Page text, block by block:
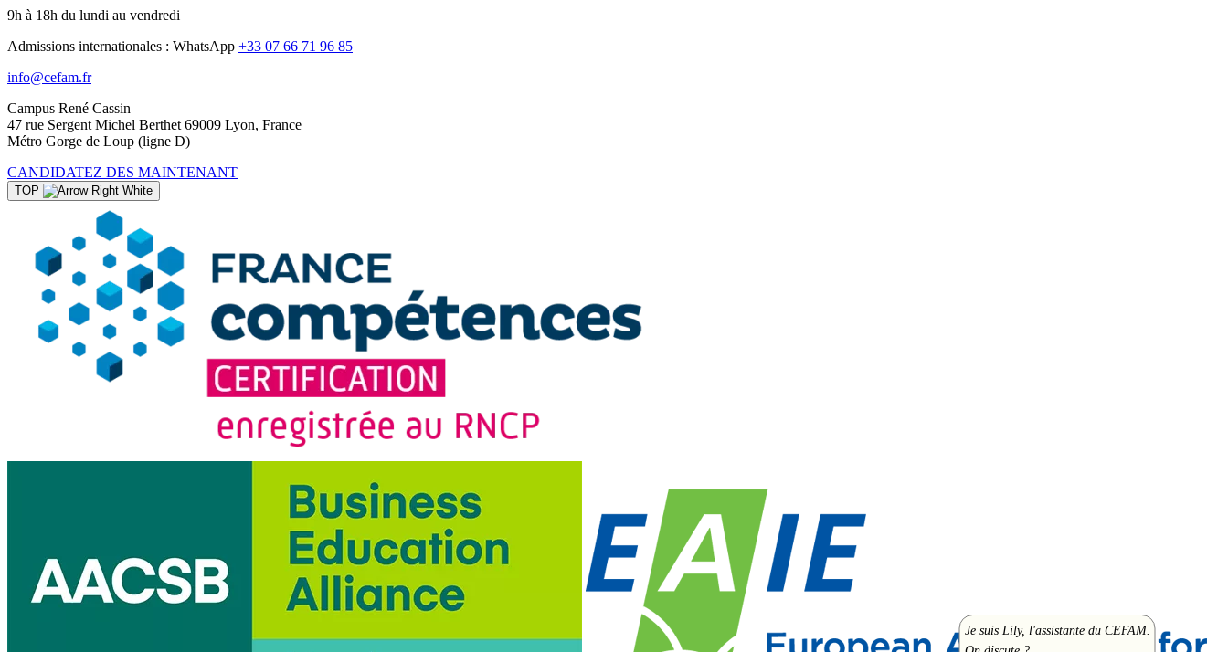
9h à 18h du lundi au vendredi
Admissions internationales : WhatsApp +33 07 66 71 96 85
info@cefam.fr
Campus René Cassin
47 rue Sergent Michel Berthet 69009 Lyon, France
Métro Gorge de Loup (ligne D)
CANDIDATEZ DES MAINTENANT
TOP